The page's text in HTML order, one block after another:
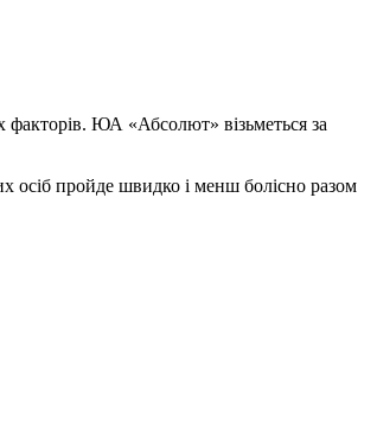
факторів. ЮА «Абсолют» візьметься за
осіб пройде швидко і менш болісно разом